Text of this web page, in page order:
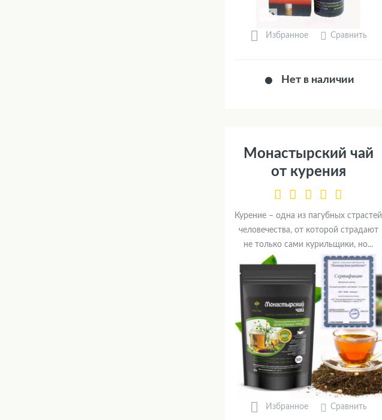
Избранное Сравнить
Нет в наличии
Монастырский чай
от курения
Курение – одна из пагубных страстей
человечества, от которой страдают
не только сами курильщики, но...
Избранное Сравнить